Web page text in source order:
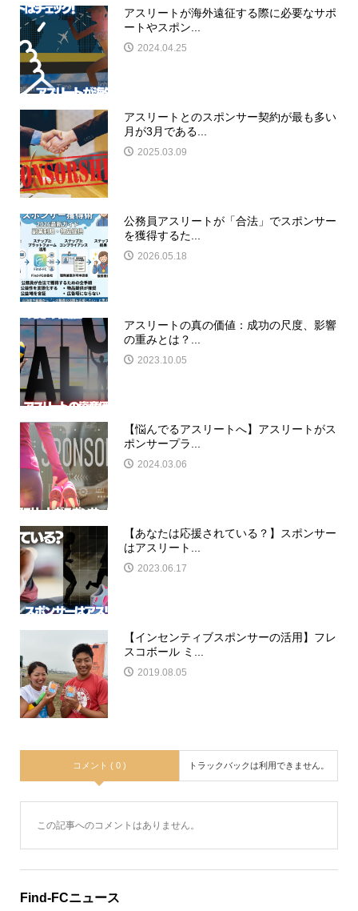
アスリートが海外遠征する際に必要なサポ
ートやスポン...
2024.04.25
アスリートとのスポンサー契約が最も多い
月が3月である...
2025.03.09
公務員アスリートが「合法」でスポンサー
を獲得するた...
2026.05.18
アスリートの真の価値：成功の尺度、影響
の重みとは？...
2023.10.05
【悩んでるアスリートへ】アスリートがス
ポンサープラ...
2024.03.06
【あなたは応援されている？】スポンサー
はアスリート...
2023.06.17
【インセンティブスポンサーの活用】フレ
スコボール ミ...
2019.08.05
コメント ( 0 ) トラックバックは利用できません。
この記事へのコメントはありません。
Find-FCニュース